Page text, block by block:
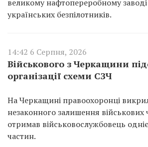
великому нафтопереробному заводі
українських безпілотників.
14:42 6 Серпня, 2026
Військового з Черкащини
організації схеми СЗЧ
На Черкащині правоохоронці
незаконного залишення військових
отримав військовослужбовець
частин.